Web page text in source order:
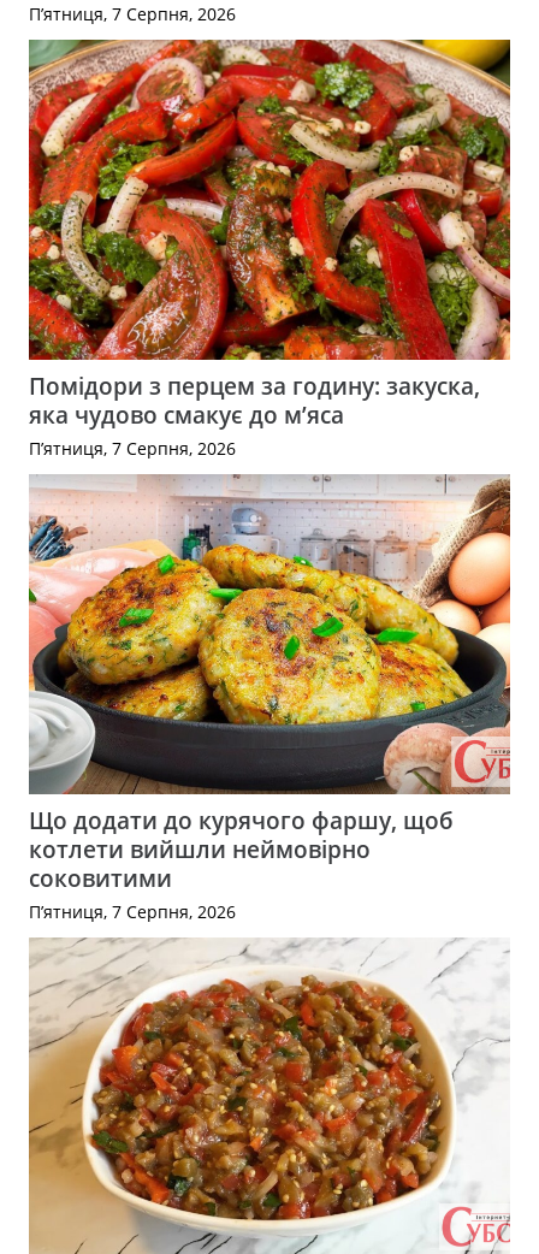
П’ятниця, 7 Серпня, 2026
Помідори з перцем за годину: закуска,
яка чудово смакує до м’яса
П’ятниця, 7 Серпня, 2026
Що додати до курячого фаршу, щоб
котлети вийшли неймовірно
соковитими
П’ятниця, 7 Серпня, 2026